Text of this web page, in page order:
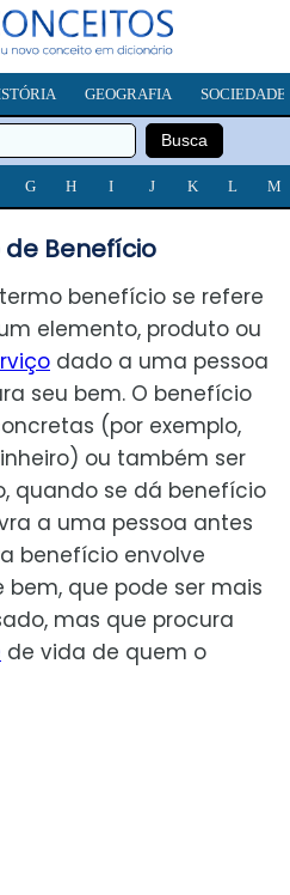
GEOGRAFIA SOCIEDADE
G H I J K L M
Benefício
benefício se refere
elemento, produto ou
dado a uma pessoa
seu bem. O benefício
(por exemplo,
ou também ser
quando se dá benefício
a uma pessoa antes
benefício envolve
que pode ser mais
mas que procura
de vida de quem o